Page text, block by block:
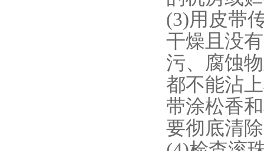
(3)用皮带
干燥且没
污、腐蚀
都不能沾
带涂松香
要彻底清